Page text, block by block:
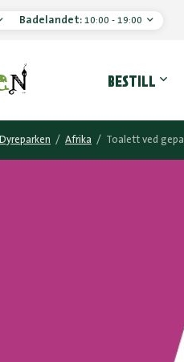
Badelandet: 10:00 - 19:00
BESTILL
Dyreparken / Afrika / Toalett ved